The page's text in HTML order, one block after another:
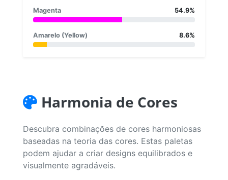
Magenta 54.9%
Amarelo (Yellow) 8.6%
Harmonia de Cores
Descubra combinações de cores harmoniosas
baseadas na teoria das cores. Estas paletas
podem ajudar a criar designs equilibrados e
visualmente agradáveis.